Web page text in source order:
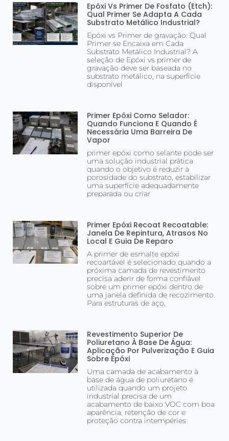
Epóxi Vs Primer De Fosfato (Etch):
Qual Primer Se Adapta A Cada
Substrato Metálico Industrial?
Epóxi vs Primer de gravação: Qual
Primer se Encaixa em Cada
Substrato Metálico Industrial? A
seleção de Epóxi vs primer de
gravação deve ser baseada no
substrato metálico, na superfície
disponível
Primer Epóxi Como Selador:
Quando Funciona E Quando É
Necessária Uma Barreira De
Vapor
primer epóxi como selante pode ser
uma solução industrial prática
quando o objetivo é reduzir a
porosidade do substrato, estabilizar
uma superfície adequadamente
preparada ou criar
Primer Epóxi Recoat Recoatable:
Janela De Repintura, Atrasos No
Local E Guia De Reparo
A primer de esmalte epóxi
recoartável é selecionado quando a
próxima camada de revestimento
precisa aderir de forma confiável
sobre um primer epóxi dentro de
uma janela definida de recozimento.
Para estruturas de aço,
Revestimento Superior De
Poliuretano À Base De Água:
Aplicação Por Pulverização E Guia
Sobre Epóxi
Uma camada de acabamento à
base de água de poliuretano é
utilizada quando um projeto
industrial precisa de um
acabamento de baixo VOC com boa
aparência, retenção de cor e
proteção contra intempéries